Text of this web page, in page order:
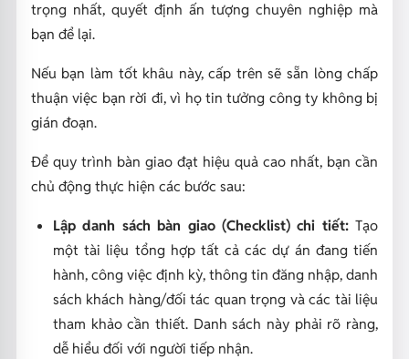
trọng nhất, quyết định ấn tượng chuyên nghiệp mà
bạn để lại.
Nếu bạn làm tốt khâu này, cấp trên sẽ sẵn lòng chấp
thuận việc bạn rời đi, vì họ tin tưởng công ty không bị
gián đoạn.
Để quy trình bàn giao đạt hiệu quả cao nhất, bạn cần
chủ động thực hiện các bước sau:
Lập danh sách bàn giao (Checklist) chi tiết:Tạo
một tài liệu tổng hợp tất cả các dự án đang tiến
hành, công việc định kỳ, thông tin đăng nhập, danh
sách khách hàng/đối tác quan trọng và các tài liệu
tham khảo cần thiết. Danh sách này phải rõ ràng,
dễ hiểu đối với người tiếp nhận.